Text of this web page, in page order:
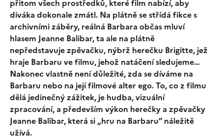
přitom všech prostředků, které film nabízí, aby
diváka dokonale zmátl. Na plátně se střídá fikce s
archivními záběry, reálná Barbara občas mluví
hlasem Jeanne Balibar, ta ale na plátně
nepředstavuje zpěvačku, nýbrž herečku Brigitte, jež
hraje Barbaru ve filmu, jehož natáčení sledujeme…
Nakonec vlastně není důležité, zda se díváme na
Barbaru nebo na její filmové alter ego. To, co z filmu
dělá jedinečný zážitek, je hudba, vizuální
zpracování, a především výkon herečky a zpěvačky
Jeanne Balibar, která si „hru na Barbaru” náležitě
užívá.